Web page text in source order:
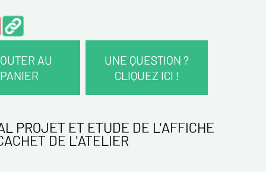
AU
PANIER
UNE QUESTION ?
CLIQUEZ ICI !
PROJET ET ETUDE DE L'AFFICHE
DE L'ATELIER